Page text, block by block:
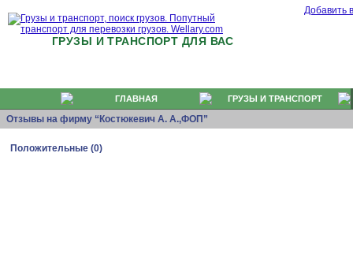
ГРУЗЫ И ТРАНСПОРТ ДЛЯ ВАС
Добавить
ГЛАВНАЯ ГРУЗЫ И ТРАНСПОРТ
Отзывы на фирму “Костюкевич А. А.,ФОП”
Положительные (0)